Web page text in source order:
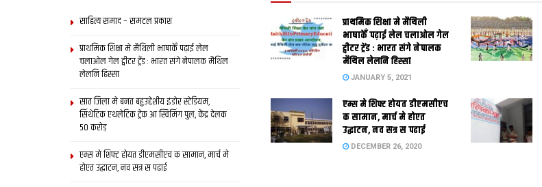
प्राथमिक शि‍क्षा मे मैथि‍ली
भाषाकेँ पढ़ाई लेल चलाओल गेल
ट्वीटर ट्रेंड : भारत संगे नेपालक
मैथिल लेलनि हिस्सा
JANUARY 5, 2021
एम्स मे शिफ्ट होयत डीएमसीएच
क सामान, मार्च मे होएत
उद्घाटन, नव सत्र स पढाई
DECEMBER 26, 2020
साहित्य समाद – समटल प्रकाश
प्राथमिक शि‍क्षा मे मैथि‍ली भाषाकेँ पढ़ाई लेल
चलाओल गेल ट्वीटर ट्रेंड : भारत संगे नेपालक मैथिल
लेलनि हिस्सा
सात जिला मे बनत बहुउद्देशीय इंडोर स्‍टेडि‍यम,
सिंथेटिक एथलेटिक ट्रेक आ स्विमिंग पुल, केंद्र देलक
50 करोड़
एम्स मे शिफ्ट होयत डीएमसीएच क सामान, मार्च मे
होएत उद्घाटन, नव सत्र स पढाई